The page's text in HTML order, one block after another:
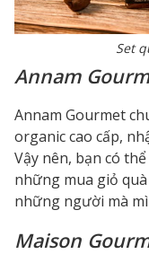
Set
Annam
Annam Gourmet
organic cao cấp,
Vậy nên, bạn có
những mua giỏ
những người mà
Maison